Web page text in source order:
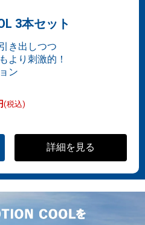
3本セット
き出しつつ
より刺激的！
ン
(税込)
詳細を見る